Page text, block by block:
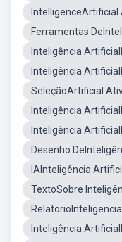
IntelligenceArtificial
Ferramentas
Inteligência
Inteligência
SeleçãoArtificial
Inteligência
Inteligência
Desenho
IAInteligência
TextoSobre
Inteligência